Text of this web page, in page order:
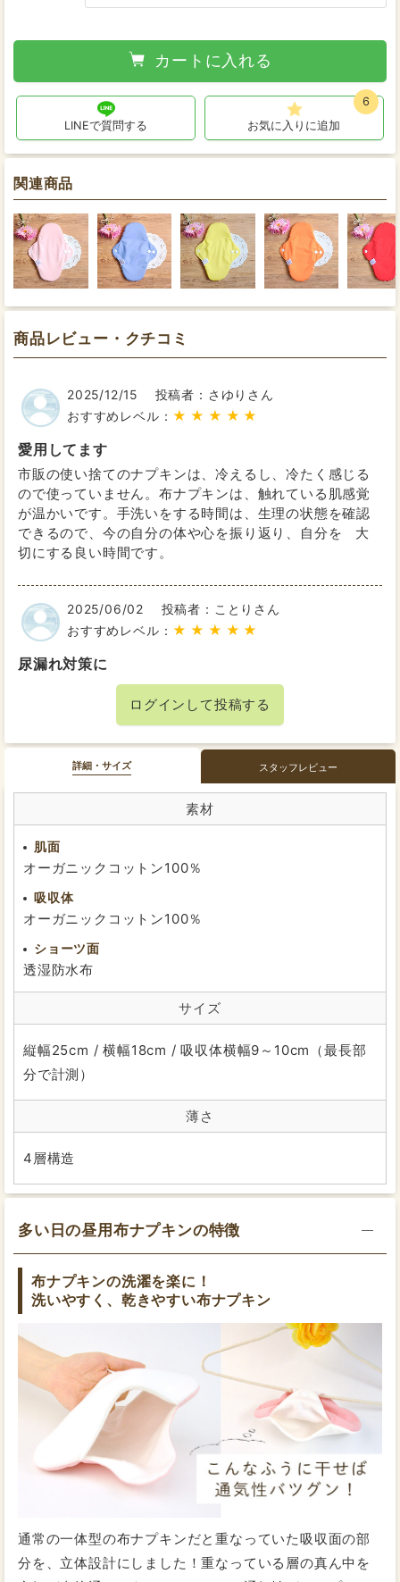
カートに入れる
LINEで質問する お気に入りに追加
6
関連商品
商品レビュー・クチコミ
2025/12/15
投稿者：さゆりさん
おすすめレベル： ★★★★★
愛用してます
市販の使い捨てのナプキンは、冷えるし、冷たく感じる
ので使っていません。布ナプキンは、触れている肌感覚
が温かいです。手洗いをする時間は、生理の状態を確認
できるので、今の自分の体や心を振り返り、自分を゙大
切にする良い時間です。
2025/06/02
投稿者：ことりさん
おすすめレベル： ★★★★★
尿漏れ対策に
数年前にこちらで数枚布ナプキンを購入し、その後色々
なお店の布ナプキンを試してきて、結局こちらに戻って
まいりました。
肌触り、吸収力、ズレなさ、漏れなさ、そして安心の
幅。1番です。nunonaさんのこだわりを感じます。
今回3Dが開発されたとのことで早速購入しました。フィ
ット感が良く安心感があります。
私は尿漏れパッドの代わりに使用していますが、紙パッ
ドの不快感（かゆみ、むれ、汗でベタつくなど）から解
放されて快適に過ごせています。ありがとうございまし
できればショーツ、大きいサイズ3L.4Lなど開発していた
だけたら嬉しいです。
2023/01/13
★★★★★
ふわふわしててあったかいです。今までからだを冷やし
ていたことが分かりました。不安だったので、生理の終
わりかけで試してみました。
３D構造も納得の洗いやすさ。洗剤は専用のものを使った
方がよさそうです。３Dじゃない方は使ったことがありま
せんが、断然３Dだと思います！すべての女性におすすめ
2021/10/26 投稿者：ようさん
おすすめレベル：★★★★★
ふわふわ
三回目の購入になります。漂白剤の使いすぎなのか生地
が硬くなってきたので再度購入に。何よりも洗濯がしや
すいのでずっとリピートしています。布ナプキンを使用
してから生理が楽になりました。洗うのが面倒ですが、
3Dタイプなのでしっかり汚れを落とせます。
2021/10/26
投稿者：たにさん
おすすめレベル： ★★★★☆
使用してからいろいろな不快感がなくなりました。洗う
のが少し面倒ですが、だいぶ馴れました。3Dタイプなの
ログインして投稿する
詳細・サイズ
素材
肌面
オーガニックコットン100％
吸収体
オーガニックコットン100％
ショーツ面
透湿防水布
サイズ
縦幅25cm / 横幅18cm / 吸収体横幅9～10cm（最長部
分で計測）
薄さ
4層構造
スタッフレビュー
量がふつうのスタッフM
【紙ナプキンの場合】
昼用：21～25cm
夜用：40cm
量が少ないスタッフW
【紙ナプキンの場合】
昼用：22cm
夜用：33～36cm
交換目安：2時間～3時間
多い日の昼用布ナプキンの特徴
布ナプキンの洗濯を楽に！
洗いやすく、乾きやすい布ナプキン
通常の一体型の布ナプキンだと重なっていた吸収面の部
分を、立体設計にしました！重なっている層の真ん中を